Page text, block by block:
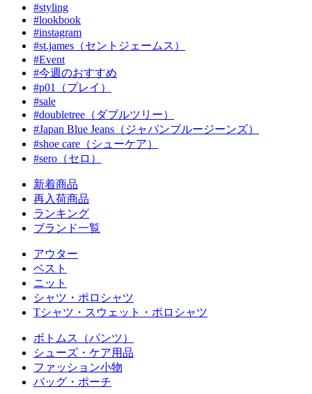
#styling
#lookbook
#instagram
#st.james（セントジェームス）
#Event
#今週のおすすめ
#p01（プレイ）
#sale
#doubletree（ダブルツリー）
#Japan Blue Jeans（ジャパンブルージーンズ）
#shoe care（シューケア）
#sero（セロ）
新着商品
再入荷商品
ランキング
ブランド一覧
アウター
ベスト
ニット
シャツ・ポロシャツ
Tシャツ・スウェット・ポロシャツ
ボトムス（パンツ）
シューズ・ケア用品
ファッション小物
バッグ・ポーチ